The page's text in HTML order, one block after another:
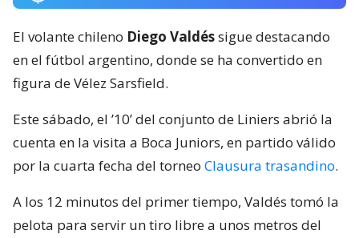
El volante chileno Diego Valdéssigue destacando
en el fútbol argentino, donde se ha convertido en
figura de Vélez Sarsfield.
Este sábado, el ’10’ del conjunto de Liniers abrió la
cuenta en la visita a Boca Juniors, en partido válido
por la cuarta fecha del torneo Clausura trasandino.
A los 12 minutos del primer tiempo, Valdés tomó la
pelota para servir un tiro libre a unos metros del